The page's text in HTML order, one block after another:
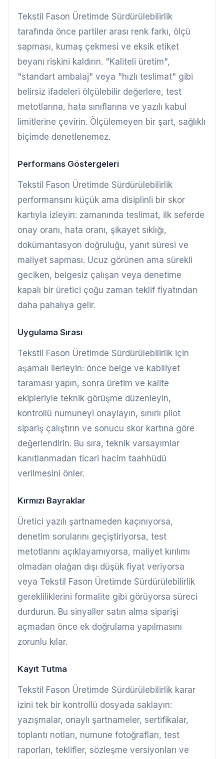
Tekstil Fason Üretimde Sürdürülebilirlik
tarafında önce partiler arası renk farkı, ölçü
sapması, kumaş çekmesi ve eksik etiket
beyanı riskini kaldırın. "Kaliteli üretim",
"standart ambalaj" veya "hızlı teslimat" gibi
belirsiz ifadeleri ölçülebilir değerlere, test
metotlarına, hata sınıflarına ve yazılı kabul
limitlerine çevirin. Ölçülemeyen bir şart, sağlıklı
biçimde denetlenemez.
Performans Göstergeleri
Tekstil Fason Üretimde Sürdürülebilirlik
performansını küçük ama disiplinli bir skor
kartıyla izleyin: zamanında teslimat, ilk seferde
onay oranı, hata oranı, şikayet sıklığı,
dokümantasyon doğruluğu, yanıt süresi ve
maliyet sapması. Ucuz görünen ama sürekli
geciken, belgesiz çalışan veya denetime
kapalı bir üretici çoğu zaman teklif fiyatından
daha pahalıya gelir.
Uygulama Sırası
Tekstil Fason Üretimde Sürdürülebilirlik için
aşamalı ilerleyin: önce belge ve kabiliyet
taraması yapın, sonra üretim ve kalite
ekipleriyle teknik görüşme düzenleyin,
kontrollü numuneyi onaylayın, sınırlı pilot
sipariş çalıştırın ve sonucu skor kartına göre
değerlendirin. Bu sıra, teknik varsayımlar
kanıtlanmadan ticari hacim taahhüdü
verilmesini önler.
Kırmızı Bayraklar
Üretici yazılı şartnameden kaçınıyorsa,
denetim sorularını geçiştiriyorsa, test
metotlarını açıklayamıyorsa, maliyet kırılımı
olmadan olağan dışı düşük fiyat veriyorsa
veya Tekstil Fason Üretimde Sürdürülebilirlik
gerekliliklerini formalite gibi görüyorsa süreci
durdurun. Bu sinyaller satın alma siparişi
açmadan önce ek doğrulama yapılmasını
zorunlu kılar.
Kayıt Tutma
Tekstil Fason Üretimde Sürdürülebilirlik karar
izini tek bir kontrollü dosyada saklayın:
yazışmalar, onaylı şartnameler, sertifikalar,
toplantı notları, numune fotoğrafları, test
raporları, teklifler, sözleşme versiyonları ve